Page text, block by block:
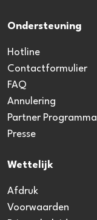
Ondersteuning
Hotline
Contactformulier
FAQ
Annulering
Partner Programma
Presse
Wettelijk
Afdruk
Voorwaarden